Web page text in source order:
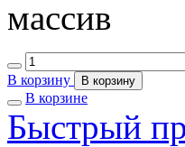
массив
В корзину В корзину
В корзине
Быстрый